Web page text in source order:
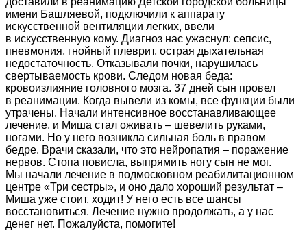
имени Башляевой, подключили к аппарату
искусственной вентиляции легких, ввели
в искусственную кому. Диагноз нас ужаснул: сепсис,
пневмония, гнойный плеврит, острая дыхательная
недостаточность. Отказывали почки, нарушилась
свертываемость крови. Следом новая беда:
кровоизлияние головного мозга. 37 дней сын провел
в реанимации. Когда вывели из комы, все функции были
утрачены. Начали интенсивное восстанавливающее
лечение, и Миша стал оживать – шевелить руками,
ногами. Но у него возникла сильная боль в правом
бедре. Врачи сказали, что это нейропатия – поражение
нервов. Стопа повисла, выпрямить ногу сын не мог.
Мы начали лечение в подмосковном реабилитационном
центре «Три сестры», и оно дало хороший результат –
Миша уже стоит, ходит! У него есть все шансы
восстановиться. Лечение нужно продолжать, а у нас
денег нет. Пожалуйста, помогите!